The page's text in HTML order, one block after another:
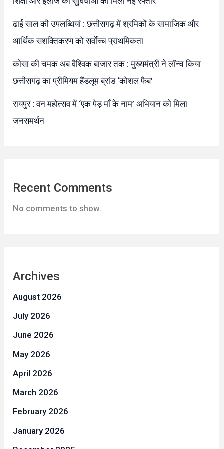
ढाई साल की उपलब्धियां : छत्तीसगढ़ में श्रमिकों के सामाजिक और
आर्थिक सशक्तिकरण को सर्वाेच्च प्राथमिकता
कोसा की चमक अब वैश्विक बाजार तक : मुख्यमंत्री ने लॉन्च किया
छत्तीसगढ़ का प्रीमियम हैंडलूम ब्रांड ‘कोशल फैब’
रायपुर : वन महोत्सव में ‘एक पेड़ माँ के नाम’ अभियान को मिला
जनसमर्थन
Recent Comments
No comments to show.
Archives
August 2026
July 2026
June 2026
May 2026
April 2026
March 2026
February 2026
January 2026